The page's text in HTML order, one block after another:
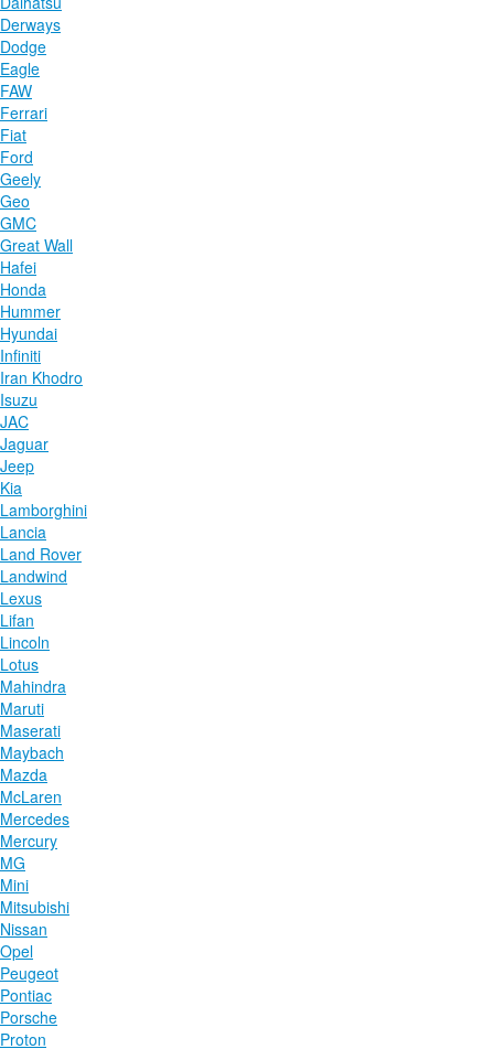
Derways
Dodge
Eagle
FAW
Ferrari
Fiat
Ford
Geely
Geo
GMC
Great Wall
Hafei
Honda
Hummer
Hyundai
Infiniti
Iran Khodro
Isuzu
JAC
Jaguar
Jeep
Kia
Lamborghini
Lancia
Land Rover
Landwind
Lexus
Lifan
Lincoln
Lotus
Mahindra
Maruti
Maserati
Maybach
Mazda
McLaren
Mercedes
Mercury
MG
Mini
Mitsubishi
Nissan
Opel
Peugeot
Pontiac
Porsche
Proton